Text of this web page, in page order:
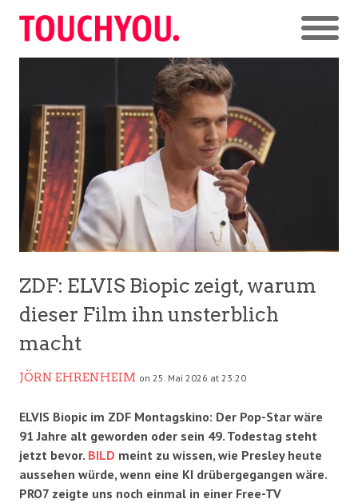
ZDF: ELVIS Biopic zeigt, warum
dieser Film ihn unsterblich
macht
JÖRN EHRENHEIM on 25. Mai 2026 at 23:20
ELVIS Biopic im ZDF Montagskino: Der Pop-Star wäre
91 Jahre alt geworden oder sein 49. Todestag steht
jetzt bevor. BILD meint zu wissen, wie Presley heute
aussehen würde, wenn eine KI drübergegangen wäre.
PRO7 zeigte uns noch einmal in einer Free-TV